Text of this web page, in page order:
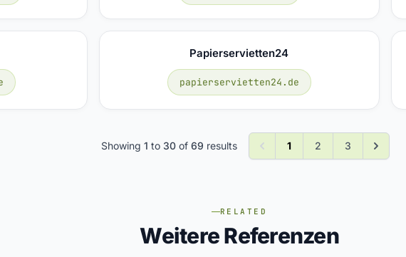
Papierservietten24
papierservietten24.de
Showing 1 to 30of 69 results 1 2 3
RELATED
Weitere Referenzen